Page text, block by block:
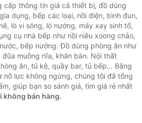
cấp thông tin giá cả thiết bị, đồ dùng
dụng, bếp các loại, nồi điện, bình đun,
lò vi sóng, lò nướng, máy xay sinh tố,
cụ nhà bếp như nồi niêu xoong chảo,
bếp nướng. Đồ dùng phòng ăn như
muỗng nĩa, khăn bàn. Nội thất
ăn, tủ kệ, quầy bar, tủ bếp... Bằng
nỗ lực không ngừng, chúng tôi đã tổng
giúp bạn so sánh giá, tìm giá rẻ nhất
không bán hàng.